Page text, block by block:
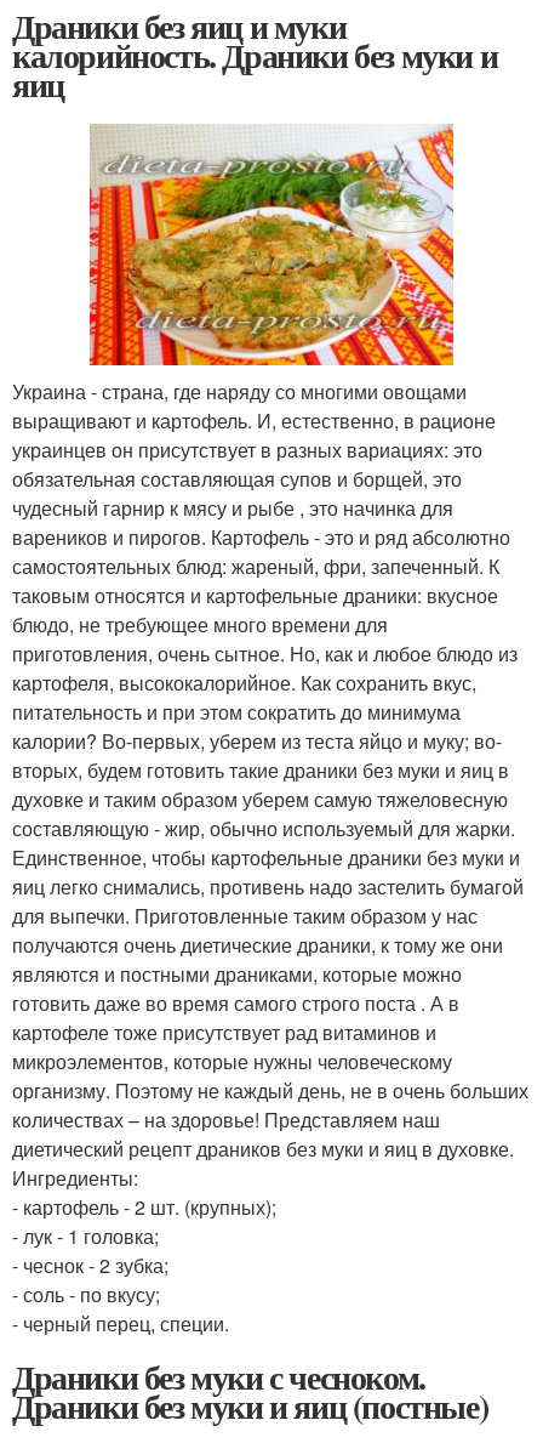
Драники без яиц и муки
калорийность. Драники без муки и
яиц
Украина - страна, где наряду со многими овощами
выращивают и картофель. И, естественно, в рационе
украинцев он присутствует в разных вариациях: это
обязательная составляющая супов и борщей, это
чудесный гарнир к мясу и рыбе , это начинка для
вареников и пирогов. Картофель - это и ряд абсолютно
самостоятельных блюд: жареный, фри, запеченный. К
таковым относятся и картофельные драники: вкусное
блюдо, не требующее много времени для
приготовления, очень сытное. Но, как и любое блюдо из
картофеля, высококалорийное. Как сохранить вкус,
питательность и при этом сократить до минимума
калории? Во-первых, уберем из теста яйцо и муку; во-
вторых, будем готовить такие драники без муки и яиц в
духовке и таким образом уберем самую тяжеловесную
составляющую - жир, обычно используемый для жарки.
Единственное, чтобы картофельные драники без муки и
яиц легко снимались, противень надо застелить бумагой
для выпечки. Приготовленные таким образом у нас
получаются очень диетические драники, к тому же они
являются и постными драниками, которые можно
готовить даже во время самого строго поста . А в
картофеле тоже присутствует рад витаминов и
микроэлементов, которые нужны человеческому
организму. Поэтому не каждый день, не в очень больших
количествах – на здоровье! Представляем наш
диетический рецепт драников без муки и яиц в духовке.
Ингредиенты:
- картофель - 2 шт. (крупных);
- лук - 1 головка;
- чеснок - 2 зубка;
- соль - по вкусу;
- черный перец, специи.
Драники без муки с чесноком.
Драники без муки и яиц (постные)